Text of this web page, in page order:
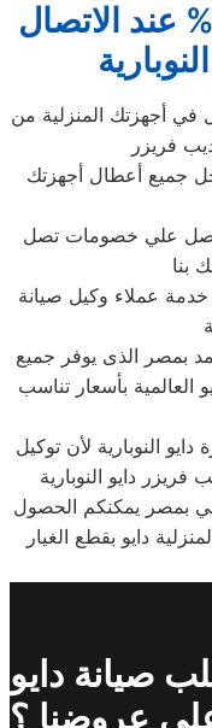
خصومات تصل الى 30% عند الاتصال
في أجهزتك المنزلية من
فريزر
جميع أعطال أجهزتك
علي خصومات تصل
عملاء وكيل صيانة
بمصر الذى يوفر جميع
العالمية بأسعار تناسب
النوبارية لأن توكيل
فريزر دايو النوبارية
بمصر يمكنكم الحصول
دايو بقطع الغيار
صيانة دايو
عروضنا ؟